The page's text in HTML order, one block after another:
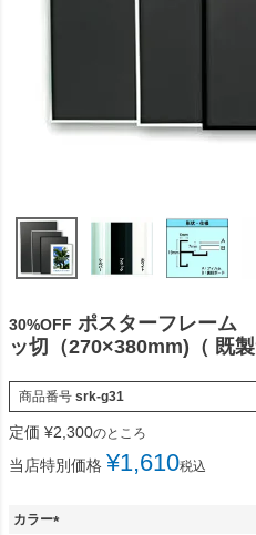
30%OFF ポスターフレー
ッ切（270×380mm)（ 既製
商品番号 srk-g31
定価 ¥2,300のところ
当店特別価格 ¥1,610税込
カラー